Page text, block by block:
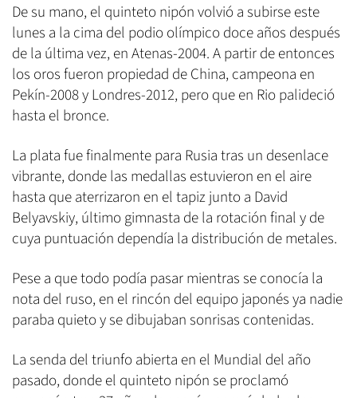
De su mano, el quinteto nipón volvió a subirse este
lunes a la cima del podio olímpico doce años después
de la última vez, en Atenas-2004. A partir de entonces
los oros fueron propiedad de China, campeona en
Pekín-2008 y Londres-2012, pero que en Rio palideció
hasta el bronce.
La plata fue finalmente para Rusia tras un desenlace
vibrante, donde las medallas estuvieron en el aire
hasta que aterrizaron en el tapiz junto a David
Belyavskiy, último gimnasta de la rotación final y de
cuya puntuación dependía la distribución de metales.
Pese a que todo podía pasar mientras se conocía la
nota del ruso, en el rincón del equipo japonés ya nadie
paraba quieto y se dibujaban sonrisas contenidas.
La senda del triunfo abierta en el Mundial del año
pasado, donde el quinteto nipón se proclamó